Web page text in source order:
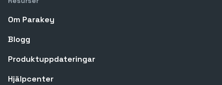
Om Parakey
Blogg
Produktuppdateringar
Hjälpcenter